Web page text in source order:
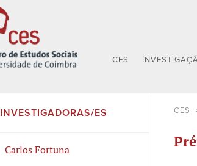
CES
INVESTIGADORAS/ES
Carlos Fortuna
CES